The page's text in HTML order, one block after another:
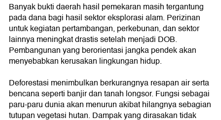
Banyak bukti daerah hasil pemekaran masih tergantung
pada dana bagi hasil sektor eksplorasi alam. Perizinan
untuk kegiatan pertambangan, perkebunan, dan sektor
lainnya meningkat drastis setelah menjadi DOB.
Pembangunan yang berorientasi jangka pendek akan
menyebabkan kerusakan lingkungan hidup.
Deforestasi menimbulkan berkurangnya resapan air serta
bencana seperti banjir dan tanah longsor. Fungsi sebagai
paru-paru dunia akan menurun akibat hilangnya sebagian
tutupan vegetasi hutan. Dampak yang dirasakan tidak